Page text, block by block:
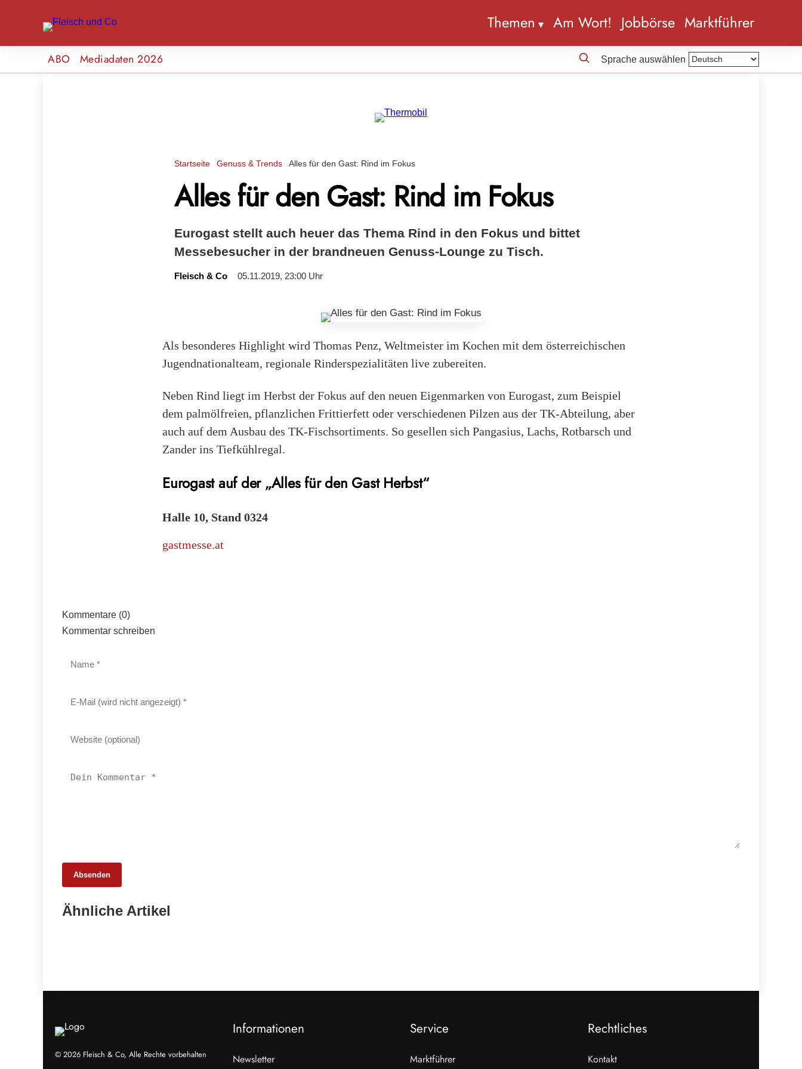
Themen Am Wort! Jobbörse Marktführer
ABO Mediadaten 2026 Sprache auswählen
Startseite Genuss & Trends Alles für den Gast: Rind im Fokus
Alles für den Gast: Rind im Fokus
Eurogast stellt auch heuer das Thema Rind in den Fokus und bittet
Messebesucher in der brandneuen Genuss-Lounge zu Tisch.
Fleisch & Co 05.11.2019, 23:00 Uhr
Als besonderes Highlight wird Thomas Penz, Weltmeister im Kochen mit dem österreichischen
Jugendnationalteam, regionale Rinderspezialitäten live zubereiten.
Neben Rind liegt im Herbst der Fokus auf den neuen Eigenmarken von Eurogast, zum Beispiel
dem palmöl­freien, pflanzlichen Frittierfett oder verschiedenen Pilzen aus der TK-Abteilung, aber
auch auf dem Ausbau des TK-Fischsortiments. So gesellen sich Pangasius, Lachs, Rotbarsch und
Zander ins Tiefkühlregal.
Eurogast auf der „Alles für den Gast Herbst“
Halle 10, Stand 0324
gastmesse.at
Kommentare (0)
Kommentar schreiben
Absenden
Ähnliche Artikel
BIOFACH 2026: Bio-Markt im
© 2026 Fleisch & Co, Alle Rechte vorbehalten
Informationen
Newsletter
Service
Marktführer
Rechtliches
Kontakt